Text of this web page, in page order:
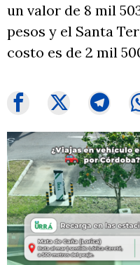
un valor de 8 mil
pesos y el Santa
costo es de 2 mil